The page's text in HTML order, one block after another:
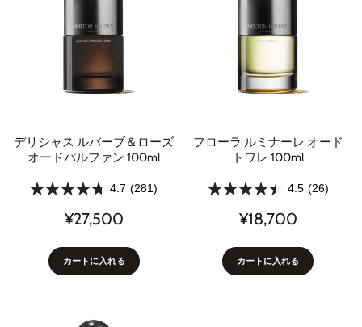
デリシャス ルバーブ＆ローズ
オードパルファン 100ml
4.7 (281)
¥27,500
カートに入れる
フローラ ルミナーレ オード
トワレ 100ml
4.5 (26)
¥18,700
カートに入れる